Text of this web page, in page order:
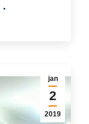
jan
2
2019